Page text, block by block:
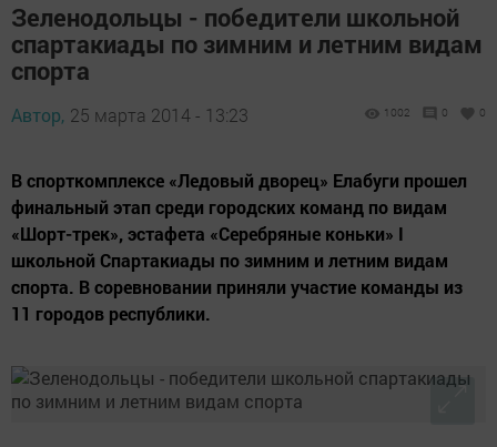
Зеленодольцы - победители школьной
спартакиады по зимним и летним видам
спорта
Автор, 25 марта 2014 - 13:23 1002 0 0
В спорткомплексе «Ледовый дворец» Елабуги прошел
финальный этап среди городских команд по видам
«Шорт-трек», эстафета «Серебряные коньки» I
школьной Спартакиады по зимним и летним видам
спорта. В соревновании приняли участие команды из
11 городов республики.